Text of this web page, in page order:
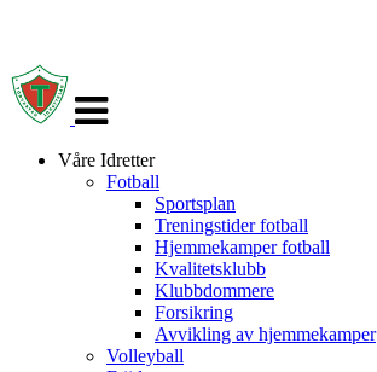
navigasjon
Våre Idretter
Fotball
Sportsplan
Treningstider fotball
Hjemmekamper fotball
Kvalitetsklubb
Klubbdommere
Forsikring
Avvikling av hjemmekamper
Volleyball